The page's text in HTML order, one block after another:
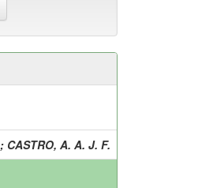
; CASTRO, A. A. J. F.